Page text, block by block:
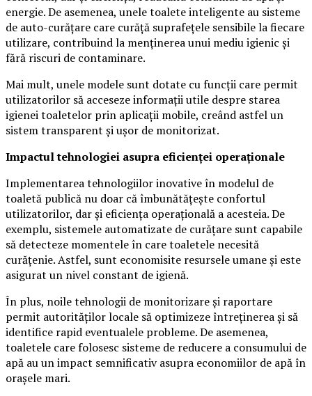
energie. De asemenea, unele toalete inteligente au sisteme
de auto-curățare care curăță suprafețele sensibile la fiecare
utilizare, contribuind la menținerea unui mediu igienic și
fără riscuri de contaminare.
Mai mult, unele modele sunt dotate cu funcții care permit
utilizatorilor să acceseze informații utile despre starea
igienei toaletelor prin aplicații mobile, creând astfel un
sistem transparent și ușor de monitorizat.
Impactul tehnologiei asupra eficienței operaționale
Implementarea tehnologiilor inovative în modelul de
toaletă publică nu doar că îmbunătățește confortul
utilizatorilor, dar și eficiența operațională a acesteia. De
exemplu, sistemele automatizate de curățare sunt capabile
să detecteze momentele în care toaletele necesită
curățenie. Astfel, sunt economisite resursele umane și este
asigurat un nivel constant de igienă.
În plus, noile tehnologii de monitorizare și raportare
permit autorităților locale să optimizeze întreținerea și să
identifice rapid eventualele probleme. De asemenea,
toaletele care folosesc sisteme de reducere a consumului de
apă au un impact semnificativ asupra economiilor de apă în
orașele mari.